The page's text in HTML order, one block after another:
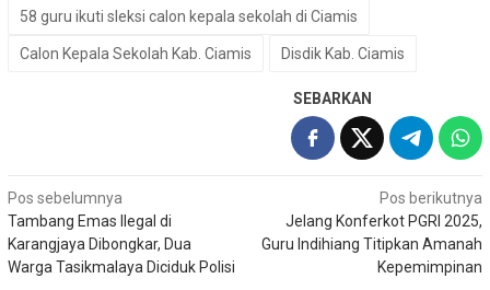
58 guru ikuti sleksi calon kepala sekolah di Ciamis
Calon Kepala Sekolah Kab. Ciamis Disdik Kab. Ciamis
SEBARKAN
Navigasi
pos
Pos sebelumnya
Tambang Emas Ilegal di
Karangjaya Dibongkar, Dua
Warga Tasikmalaya Diciduk Polisi
Pos berikutnya
Jelang Konferkot PGRI 2025,
Guru Indihiang Titipkan Amanah
Kepemimpinan